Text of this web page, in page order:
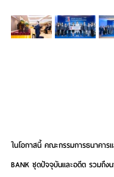
ในโอกาสนี้ คณะกรรมการธนาคาร
BANK ชุดปัจจุบันและอดีต รวมถึ